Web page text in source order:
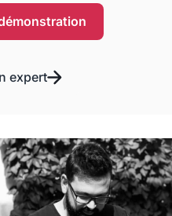
expert